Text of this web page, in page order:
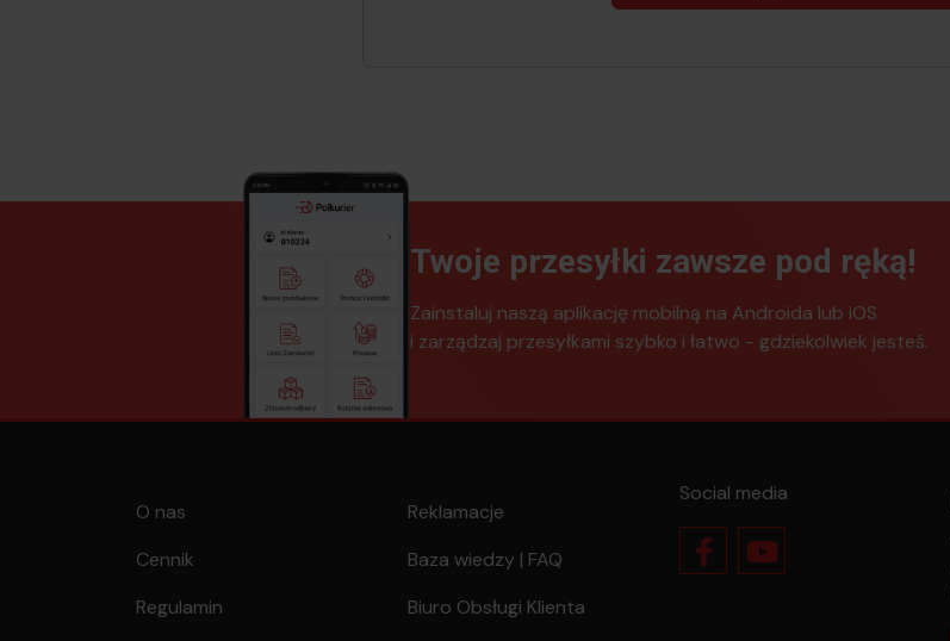
Twoje przesyłki zawsze pod ręką!
Zainstaluj naszą aplikację mobilną na Androida lub iOS
i zarządzaj przesyłkami szybko i łatwo - gdziekolwiek jesteś.
O nas
Cennik
Regulamin
Reklamacje
Baza wiedzy | FAQ
Biuro Obsługi Klienta
Social media